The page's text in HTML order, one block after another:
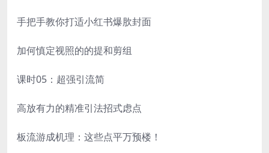
手把手教你打适小红书爆肷封面
加何慎定视照的的提和剪组
课时05：超强引流简
高放有力的精准引法招式虑点
板流游成机理：这些点平万预楼！